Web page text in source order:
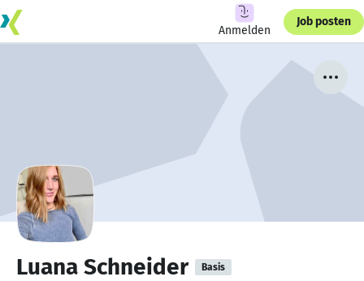
Anmelden
Job posten
Luana Schneider Basis